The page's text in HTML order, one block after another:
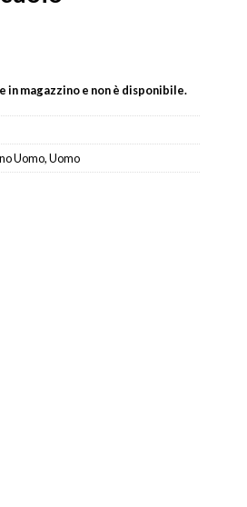
magazzino e non è disponibile.
Uomo,Uomo